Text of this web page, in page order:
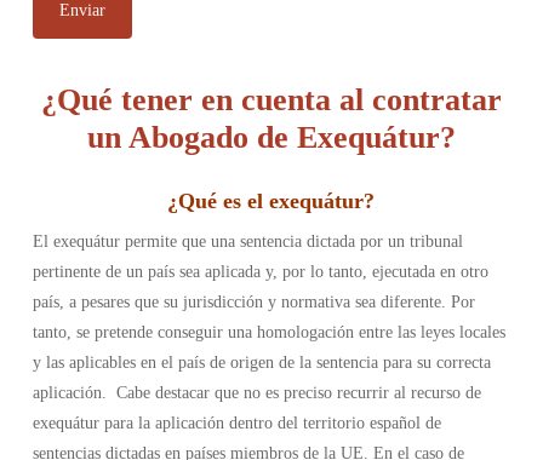
¿Qué tener en cuenta al contratar
un Abogado de Exequátur?
¿Qué es el exequátur?
El exequátur permite que una sentencia dictada por un tribunal
pertinente de un país sea aplicada y, por lo tanto, ejecutada en otro
país, a pesares que su jurisdicción y normativa sea diferente. Por
tanto, se pretende conseguir una homologación entre las leyes locales
y las aplicables en el país de origen de la sentencia para su correcta
aplicación. Cabe destacar que no es preciso recurrir al recurso de
exequátur para la aplicación dentro del territorio español de
sentencias dictadas en países miembros de la UE. En el caso de